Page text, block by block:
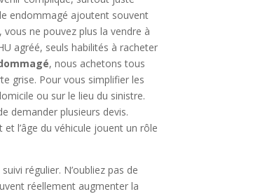
endommagé ajoutent souvent
ne pouvez plus la vendre à
agréé, seuls habilités à racheter
, nous achetons tous
grise. Pour vous simplifier les
ou sur le lieu du sinistre.
demander plusieurs devis.
et l’âge du véhicule jouent un rôle
régulier. N’oubliez pas de
réellement augmenter la